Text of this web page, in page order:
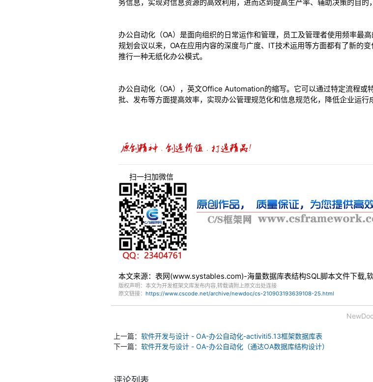
务信息，实现对信息资源的高效利用，进而达到提高生产率、辅助决策的目的
办公自动化（OA）是面向组织的日常运作和管理，员工及管理者使用频率最
规划会议以来，OA在应用内容的深度与广度、IT技术运用等方面都有了新的
推行一种无纸化办公模式。
办公自动化（OA），英文Office Automation的缩写。它可以通过特定流程或
批、发布等方面提高效率，实现办公管理规范化和信息规范化，降低企业运行
扫一扫加微信
本文来源：表网(www.systables.com)-海量数据库表结构SQL脚本文件下载,
版权声明：本文为开发框架文库发布内容,转载请附上原文出处连接
原文链接： https://www.cscode.net/archive/newdoc/cs-210903193639108-25.html
NewDoc
上一篇： 软件开发与设计 - OA-办公自动化-activiti5.13框架数据库表
下一篇： 软件开发与设计 - OA-办公自动化（通达OA数据库结构设计）